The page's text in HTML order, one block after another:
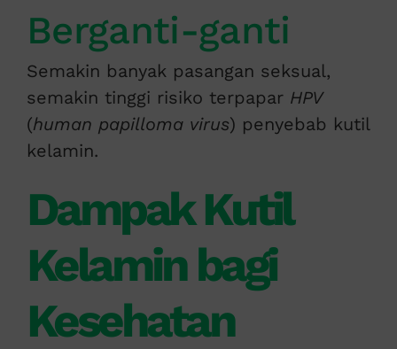
Berganti-ganti
Semakin banyak pasangan seksual,
semakin tinggi risiko terpapar HPV
(human papilloma virus) penyebab kutil
kelamin.
Dampak Kutil
Kelamin bagi
Kesehatan